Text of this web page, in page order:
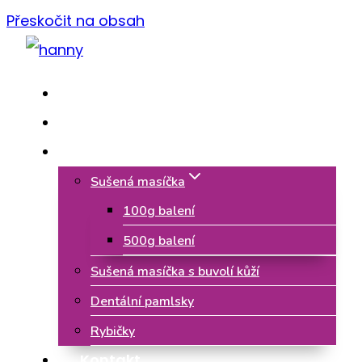
Přeskočit na obsah
Sušená masíčka
100g balení
500g balení
Sušená masíčka s buvolí kůží
Dentální pamlsky
Rybičky